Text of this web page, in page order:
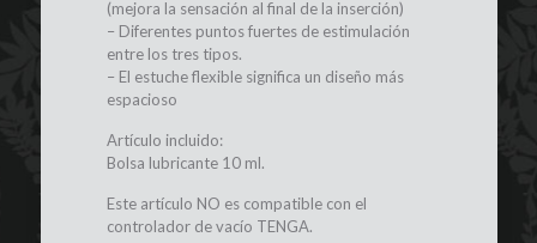
(mejora la sensación al final de la inserción)
– Diferentes puntos fuertes de estimulación
entre los tres tipos.
– El estuche flexible significa un diseño más
espacioso
Artículo incluido:
Bolsa lubricante 10 ml.
Este artículo NO es compatible con el
controlador de vacío TENGA.